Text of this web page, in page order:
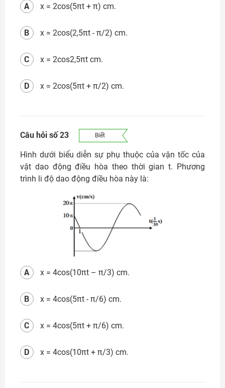
x = 2cos(5πt + π) cm.
A
x = 2cos(2,5πt - π/2) cm.
B
x = 2cos2,5πt cm.
C
x = 2cos(5πt + π/2) cm.
D
Câu hỏi số 23 Biết
Hình dưới biểu diễn sự phụ thuộc của vận tốc của
vật dao động điều hòa theo thời gian t. Phương
trình li độ dao động điều hòa này là:
x = 4cos(10πt – π/3) cm.
A
x = 4cos(5πt - π/6) cm.
B
x = 4cos(5πt + π/6) cm.
C
x = 4cos(10πt + π/3) cm.
D